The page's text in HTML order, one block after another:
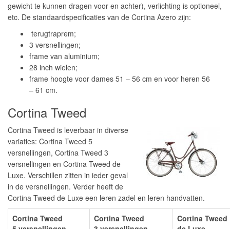
gewicht te kunnen dragen voor en achter), verlichting is optioneel,
etc. De standaardspecificaties van de Cortina Azero zijn:
terugtraprem;
3 versnellingen;
frame van aluminium;
28 inch wielen;
frame hoogte voor dames 51 – 56 cm en voor heren 56
– 61 cm.
Cortina Tweed
Cortina Tweed is leverbaar in diverse
variaties: Cortina Tweed 5
versnellingen, Cortina Tweed 3
versnellingen en Cortina Tweed de
Luxe. Verschillen zitten in ieder geval
in de versnellingen. Verder heeft de
Cortina Tweed de Luxe een leren zadel en leren handvatten.
Cortina Tweed
Cortina Tweed
Cortina Tweed